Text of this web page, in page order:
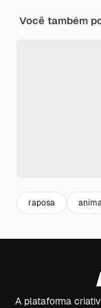
Você também
raposa
A plataforma